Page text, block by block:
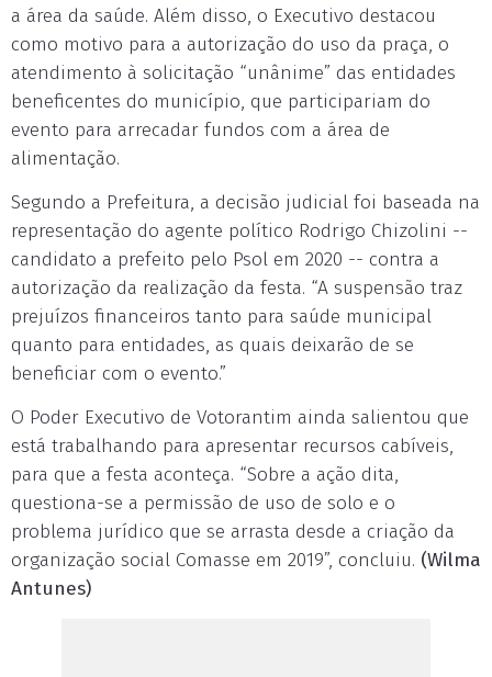
a área da saúde. Além disso, o Executivo destacou
como motivo para a autorização do uso da praça, o
atendimento à solicitação “unânime” das entidades
beneficentes do município, que participariam do
evento para arrecadar fundos com a área de
alimentação.
Segundo a Prefeitura, a decisão judicial foi baseada na
representação do agente político Rodrigo Chizolini --
candidato a prefeito pelo Psol em 2020 -- contra a
autorização da realização da festa. “A suspensão traz
prejuízos financeiros tanto para saúde municipal
quanto para entidades, as quais deixarão de se
beneficiar com o evento.”
O Poder Executivo de Votorantim ainda salientou que
está trabalhando para apresentar recursos cabíveis,
para que a festa aconteça. “Sobre a ação dita,
questiona-se a permissão de uso de solo e o
problema jurídico que se arrasta desde a criação da
organização social Comasse em 2019”, concluiu. (Wilma
Antunes)